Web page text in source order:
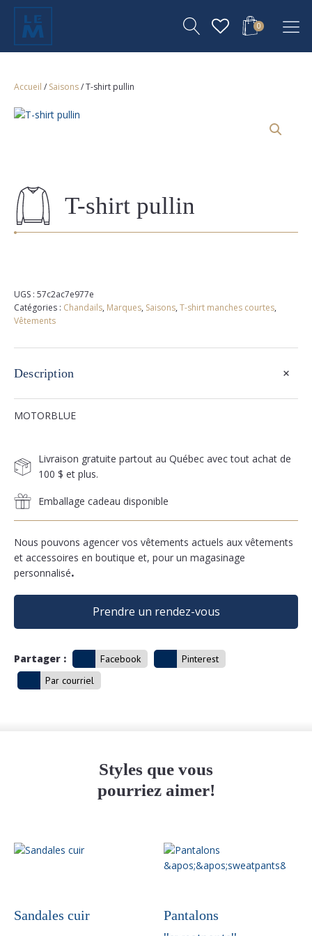
0
Accueil / Saisons/ T-shirt pullin
T-shirt pullin
UGS : 57c2ac7e977e
Catégories : Chandails, Marques, Saisons, T-shirt manches courtes,
Vêtements
Description +
MOTORBLUE
Livraison gratuite partout au Québec avec tout achat de
100 $ et plus.
Emballage cadeau disponible
Nous pouvons agencer vos vêtements actuels aux vêtements
et accessoires en boutique et, pour un magasinage
personnalisé.
Prendre un rendez-vous
Partager : Facebook
Pinterest
Par courriel
Styles que vous
pourriez aimer!
Sandales cuir
Pantalons